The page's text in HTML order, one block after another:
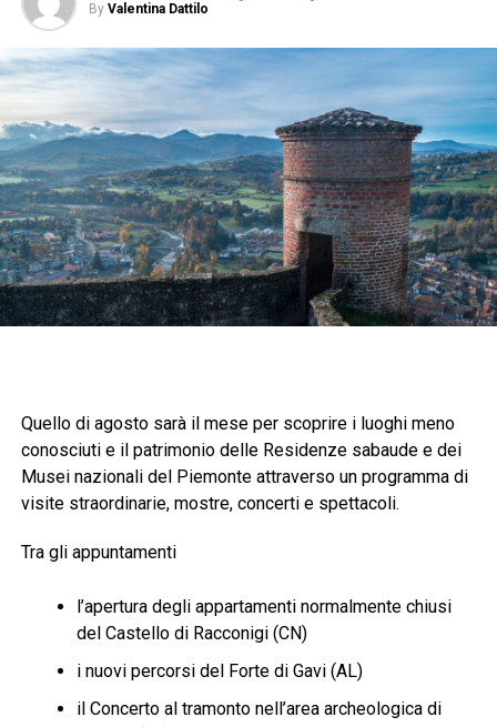
By Valentina Dattilo
Quello di agosto sarà il mese per scoprire i luoghi meno
conosciuti e il patrimonio delle Residenze sabaude e dei
Musei nazionali del Piemonte attraverso un programma di
visite straordinarie, mostre, concerti e spettacoli.
Tra gli appuntamenti
l’apertura degli appartamenti normalmente chiusi
del Castello di Racconigi (CN)
i nuovi percorsi del Forte di Gavi (AL)
il Concerto al tramonto nell’area archeologica di